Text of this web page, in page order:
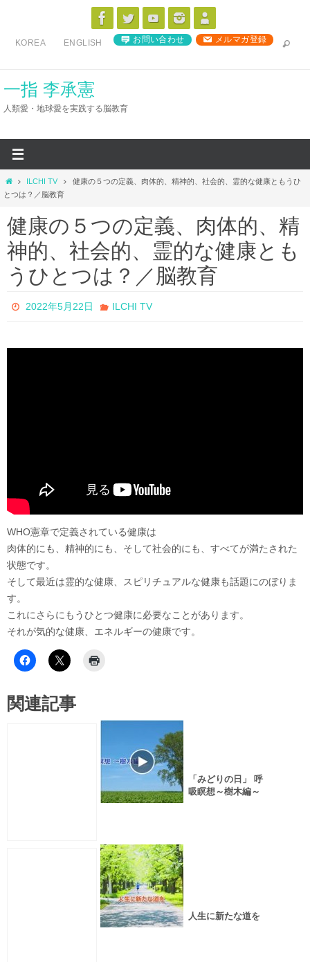
ス
KOREA ENGLISH お問い合わせ メルマガ登録
一指 李承憲
人類愛・地球愛を実践する脳教育
ホ
ー
ILCHI TV
健康の５つの定義、肉体的、精神的、社会的、霊的な健康ともうひ
とつは？／脳教育
健康の５つの定義、肉体的、精
神的、社会的、霊的な健康とも
うひとつは？／脳教育
2022年5月22日 ILCHI TV
WHO憲章で定義されている健康は
肉体的にも、精神的にも、そして社会的にも、すべてが満たされた
状態です。
そして最近は霊的な健康、スピリチュアルな健康も話題にのぼりま
す。
これにさらにもうひとつ健康に必要なことがあります。
それが気的な健康、エネルギーの健康です。
関連記事
「みどりの日」 呼
吸瞑想～樹木編～
人生に新たな道を